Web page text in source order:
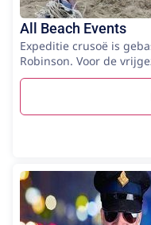
All Beach Events
Expeditie crusoë is
Robinson. Voor de